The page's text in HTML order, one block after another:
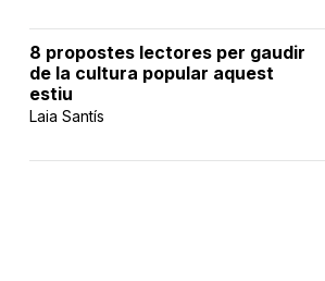
8 propostes lectores per gaudir
de la cultura popular aquest
estiu
Laia Santís